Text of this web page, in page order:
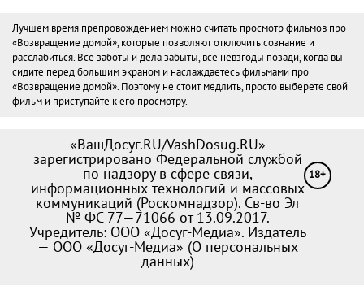
Лучшем время препровождением можно считать просмотр фильмов про
«Возвращение домой», которые позволяют отключить сознание и
расслабиться. Все заботы и дела забыты, все невзгоды позади, когда вы
сидите перед большим экраном и наслаждаетесь фильмами про
«Возвращение домой». Поэтому не стоит медлить, просто выберете свой
фильм и приступайте к его просмотру.
«ВашДосуг.RU/VashDosug.RU»
зарегистрировано Федеральной службой
по надзору в сфере связи,
информационных технологий и массовых
коммуникаций (Роскомнадзор). Св-во Эл
№ ФС 77—71066 от 13.09.2017.
Учредитель: ООО «Досуг-Медиа». Издатель
— ООО «Досуг-Медиа» (О персональных
данных)
18+